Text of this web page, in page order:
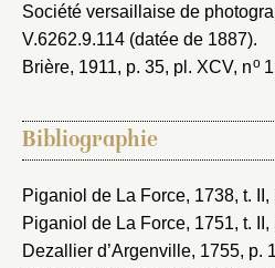
Société versaillaise de
V.6262.9.114 (datée de 1887).
Brière, 1911, p. 35, pl. XCV, no
Bibliographie
Piganiol de La Force, 1738, t. II,
Piganiol de La Force, 1751, t. II,
Dezallier d’Argenville, 1755, p.